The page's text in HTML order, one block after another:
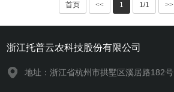
首页 << 1 1/1 >>
浙江托普云农科技股份有限公司
地址：浙江省杭州市拱墅区溪居路182号